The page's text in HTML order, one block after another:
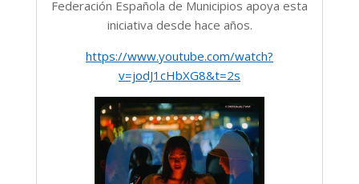
Federación Española de Municipios apoya esta
iniciativa desde hace años.
https://www.youtube.com/watch?
v=jodJ1cHbXG8&t=2s